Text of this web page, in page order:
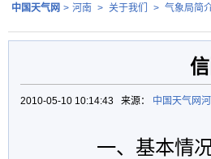
中国天气网 > 河南 > 关于我们 > 气象局简
2010-05-10 10:14:43 来源： 中国天气网
一、基本情